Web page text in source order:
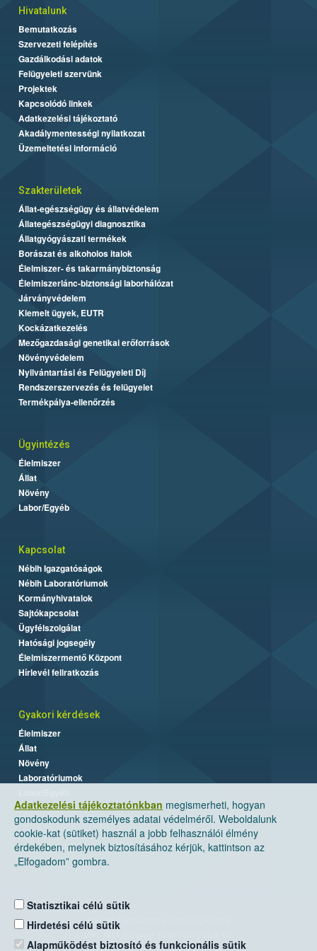
Adatkezelési tájékoztatónkban megismerheti, hogyan
gondoskodunk személyes adatai védelméről. Weboldalunk
cookie-kat (sütiket) használ a jobb felhasználói élmény
érdekében, melynek biztosításához kérjük, kattintson az
„Elfogadom” gombra.
Statisztikai célú sütik
Hirdetési célú sütik
Alapműködést biztosító és funkcionális sütik
Hivatalunk
Bemutatkozás
Szervezeti felépítés
Gazdálkodási adatok
Felügyeleti szervünk
Projektek
Kapcsolódó linkek
Adatkezelési tájékoztató
Akadálymentességi nyilatkozat
Üzemeltetési információ
Szakterületek
Állat-egészségügy és állatvédelem
Állategészségügyi diagnosztika
Állatgyógyászati termékek
Borászat és alkoholos italok
Élelmiszer- és takarmánybiztonság
Élelmiszerlánc-biztonsági laborhálózat
Járványvédelem
Kiemelt ügyek, EUTR
Kockázatkezelés
Mezőgazdasági genetikai erőforrások
Növényvédelem
Nyilvántartási és Felügyeleti Díj
Rendszerszervezés és felügyelet
Termékpálya-ellenőrzés
Ügyintézés
Élelmiszer
Állat
Növény
Labor/Egyéb
Kapcsolat
Nébih Igazgatóságok
Nébih Laboratóriumok
Kormányhivatalok
Sajtókapcsolat
Ügyfélszolgálat
Hatósági jogsegély
Élelmiszermentő Központ
Hírlevél feliratkozás
Gyakori kérdések
Élelmiszer
Állat
Növény
Laboratóriumok
Nemzeti Élelmiszerlánc-biztonsági Hivatal
Levelezési cím: 1525 Budapest. Pf. 30.